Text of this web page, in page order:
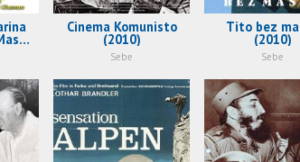
Cinema Komunisto
(2010)
Sebe
Tito bez
(2010)
Sebe